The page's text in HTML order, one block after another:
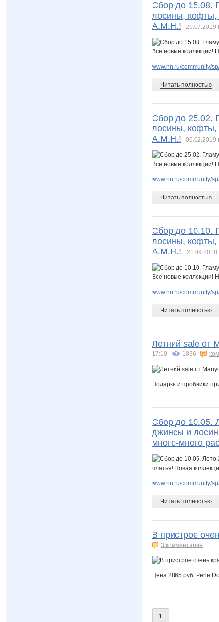
Сбор до 15.08.
лосины, кофты,
А.М.Н.!
26.07.2019
www.nn.ru/community/
Читать полностью
Сбор до 25.02.
лосины, кофты,
А.М.Н.!
05.02.2019
www.nn.ru/community/
Читать полностью
Сбор до 10.10.
лосины, кофты,
А.М.Н.!
21.09.2018
www.nn.ru/community/
Читать полностью
Летний sale от
17:10 1836
Подарки и пробники
Сбор до 10.05.
джинсы и
много-много
www.nn.ru/community/
Читать полностью
В пристрое
3 комментария
Цена 2865 руб. Perle
1